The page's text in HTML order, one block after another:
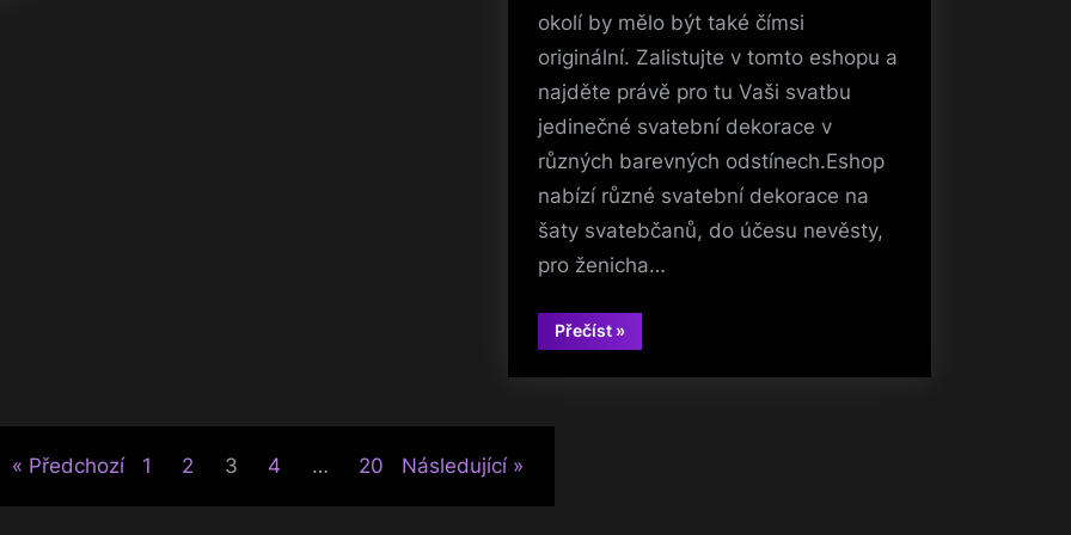
okolí by mělo být také čímsi
originální. Zalistujte v tomto eshopu a
najděte právě pro tu Vaši svatbu
jedinečné svatební dekorace v
různých barevných odstínech.Eshop
nabízí různé svatební dekorace na
šaty svatebčanů, do účesu nevěsty,
pro ženicha…
Přečíst“Svatební
dekorace”
»
Předchozí 1 2 3 4 … 20 Následující